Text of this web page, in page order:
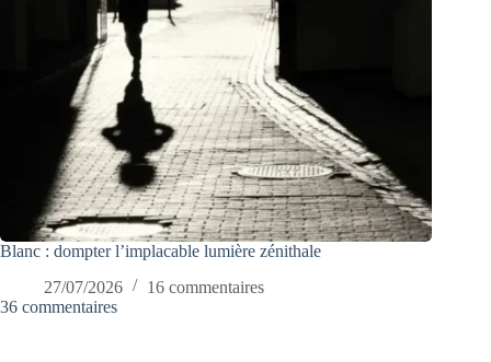
Blanc : dompter l’implacable lumière zénithale
27/07/2026
16 commentaires
36 commentaires